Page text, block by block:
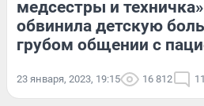
медсестры и
обвинила детскую
грубом общении с
23 января, 2023, 19:15 16 812